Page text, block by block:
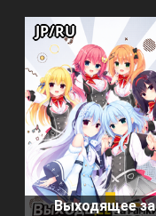
Выходящее за
JP/RU